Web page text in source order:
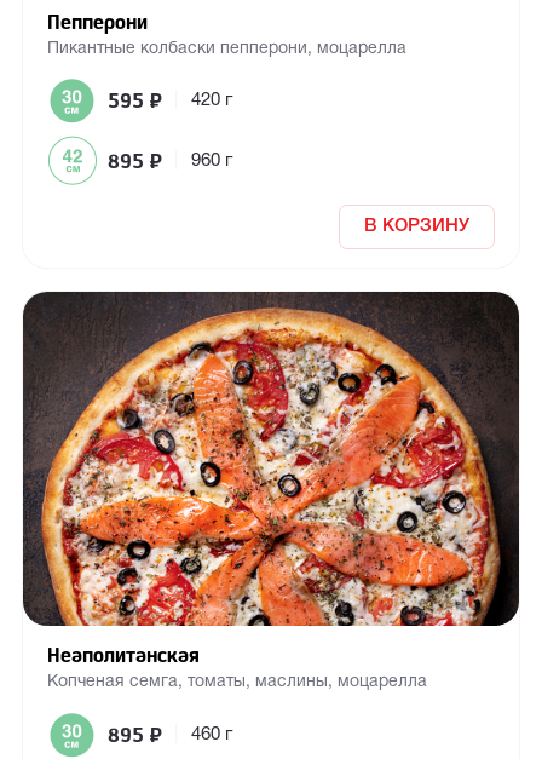
Пепперони
Пикантные колбаски пепперони, моцарелла
595 ₽ 420 г
895 ₽ 960 г
В КОРЗИНУ
Неаполитанская
Копченая семга, томаты, маслины, моцарелла
895 ₽ 460 г